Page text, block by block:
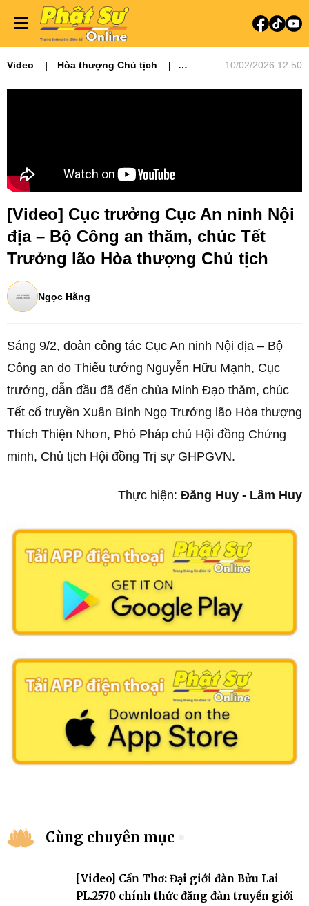
Video
Hòa thượng Chủ tịch
10/02/2026 12:50
[Video] Cục trưởng Cục An ninh Nội
địa – Bộ Công an thăm, chúc Tết
Trưởng lão Hòa thượng Chủ tịch
Ngọc Hằng
Sáng 9/2, đoàn công tác Cục An ninh Nội địa – Bộ
Công an do Thiếu tướng Nguyễn Hữu Mạnh, Cục
trưởng, dẫn đầu đã đến chùa Minh Đạo thăm, chúc
Tết cổ truyền Xuân Bính Ngọ Trưởng lão Hòa thượng
Thích Thiện Nhơn, Phó Pháp chủ Hội đồng Chứng
minh, Chủ tịch Hội đồng Trị sự GHPGVN.
Thực hiện: Đăng Huy - Lâm Huy
Cùng chuyên mục
[Video] Cần Thơ: Đại giới đàn Bửu Lai
PL.2570 chính thức đăng đàn truyền giới